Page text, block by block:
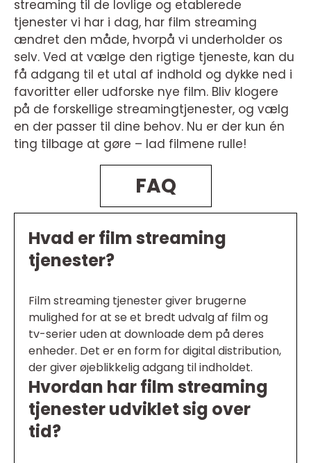
streaming til de lovlige og etablerede
tjenester vi har i dag, har film streaming
ændret den måde, hvorpå vi underholder os
selv. Ved at vælge den rigtige tjeneste, kan du
få adgang til et utal af indhold og dykke ned i
favoritter eller udforske nye film. Bliv klogere
på de forskellige streamingtjenester, og vælg
en der passer til dine behov. Nu er der kun én
ting tilbage at gøre – lad filmene rulle!
FAQ
Hvad er film streaming
tjenester?
Film streaming tjenester giver brugerne
mulighed for at se et bredt udvalg af film og
tv-serier uden at downloade dem på deres
enheder. Det er en form for digital distribution,
der giver øjeblikkelig adgang til indholdet.
Hvordan har film streaming
tjenester udviklet sig over
tid?